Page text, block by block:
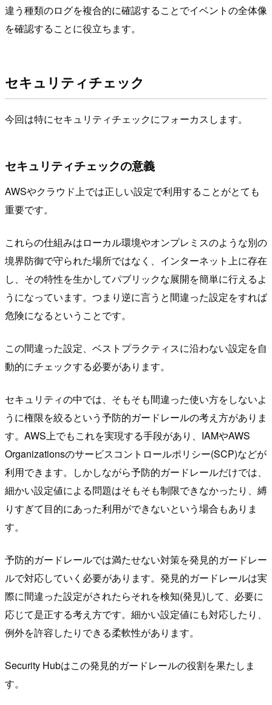
違う種類のログを複合的に確認することでイベントの全体像
を確認することに役立ちます。
セキュリティチェック
今回は特にセキュリティチェックにフォーカスします。
セキュリティチェックの意義
AWSやクラウド上では正しい設定で利用することがとても
重要です。
これらの仕組みはローカル環境やオンプレミスのような別の
境界防御で守られた場所ではなく、インターネット上に存在
し、その特性を生かしてパブリックな展開を簡単に行えるよ
うになっています。つまり逆に言うと間違った設定をすれば
危険になるということです。
この間違った設定、ベストプラクティスに沿わない設定を自
動的にチェックする必要があります。
セキュリティの中では、そもそも間違った使い方をしないよ
うに権限を絞るという予防的ガードレールの考え方がありま
す。AWS上でもこれを実現する手段があり、IAMやAWS
Organizationsのサービスコントロールポリシー(SCP)などが
利用できます。しかしながら予防的ガードレールだけでは、
細かい設定値による問題はそもそも制限できなかったり、縛
りすぎて目的にあった利用ができないという場合もありま
す。
予防的ガードレールでは満たせない対策を発見的ガードレー
ルで対応していく必要があります。発見的ガードレールは実
際に間違った設定がされたらそれを検知(発見)して、必要に
応じて是正する考え方です。細かい設定値にも対応したり、
例外を許容したりできる柔軟性があります。
Security Hubはこの発見的ガードレールの役割を果たしま
す。